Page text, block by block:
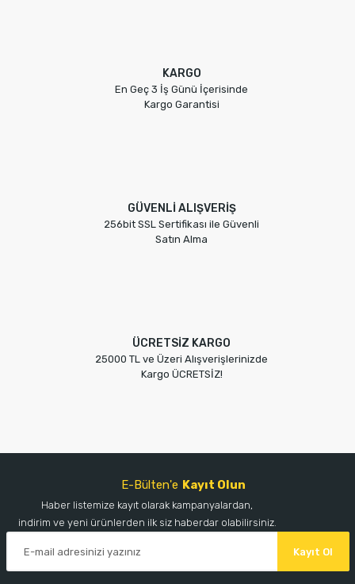
KARGO
En Geç 3 İş Günü İçerisinde
Kargo Garantisi
GÜVENLİ ALIŞVERİŞ
256bit SSL Sertifikası ile Güvenli
Satın Alma
ÜCRETSİZ KARGO
25000 TL ve Üzeri Alışverişlerinizde
Kargo ÜCRETSİZ!
E-Bülten'e Kayıt Olun
Haber listemize kayıt olarak kampanyalardan,
indirim ve yeni ürünlerden ilk siz haberdar olabilirsiniz.
Kayıt Ol